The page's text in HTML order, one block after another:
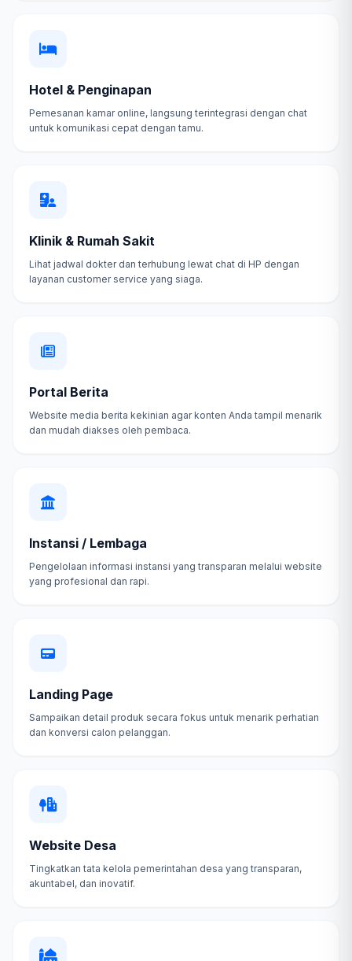
Hotel & Penginapan
Pemesanan kamar online, langsung terintegrasi dengan chat
untuk komunikasi cepat dengan tamu.
Klinik & Rumah Sakit
Lihat jadwal dokter dan terhubung lewat chat di HP dengan
layanan customer service yang siaga.
Portal Berita
Website media berita kekinian agar konten Anda tampil menarik
dan mudah diakses oleh pembaca.
Instansi / Lembaga
Pengelolaan informasi instansi yang transparan melalui website
yang profesional dan rapi.
Landing Page
Sampaikan detail produk secara fokus untuk menarik perhatian
dan konversi calon pelanggan.
Website Desa
Tingkatkan tata kelola pemerintahan desa yang transparan,
akuntabel, dan inovatif.